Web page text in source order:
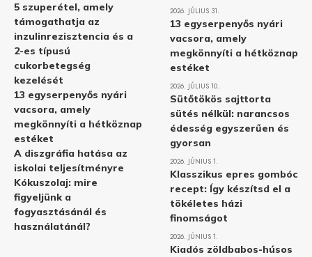
5 szuperétel, amely
támogathatja az
inzulinrezisztencia és a
2-es típusú
cukorbetegség
kezelését
13 egyserpenyős nyári
vacsora, amely
megkönnyíti a hétköznap
estéket
A diszgráfia hatása az
iskolai teljesítményre
Kókuszolaj: mire
figyeljünk a
fogyasztásánál és
használatánál?
2026. JÚLIUS 31.
13 egyserpenyős nyári
vacsora, amely
megkönnyíti a hétköznap
estéket
2026. JÚLIUS 10.
Sütőtökös sajttorta
sütés nélkül: narancsos
édesség egyszerűen és
gyorsan
2026. JÚNIUS 1.
Klasszikus epres gombóc
recept: Így készítsd el a
tökéletes házi
finomságot
2026. JÚNIUS 1.
Kiadós zöldbabos-húsos